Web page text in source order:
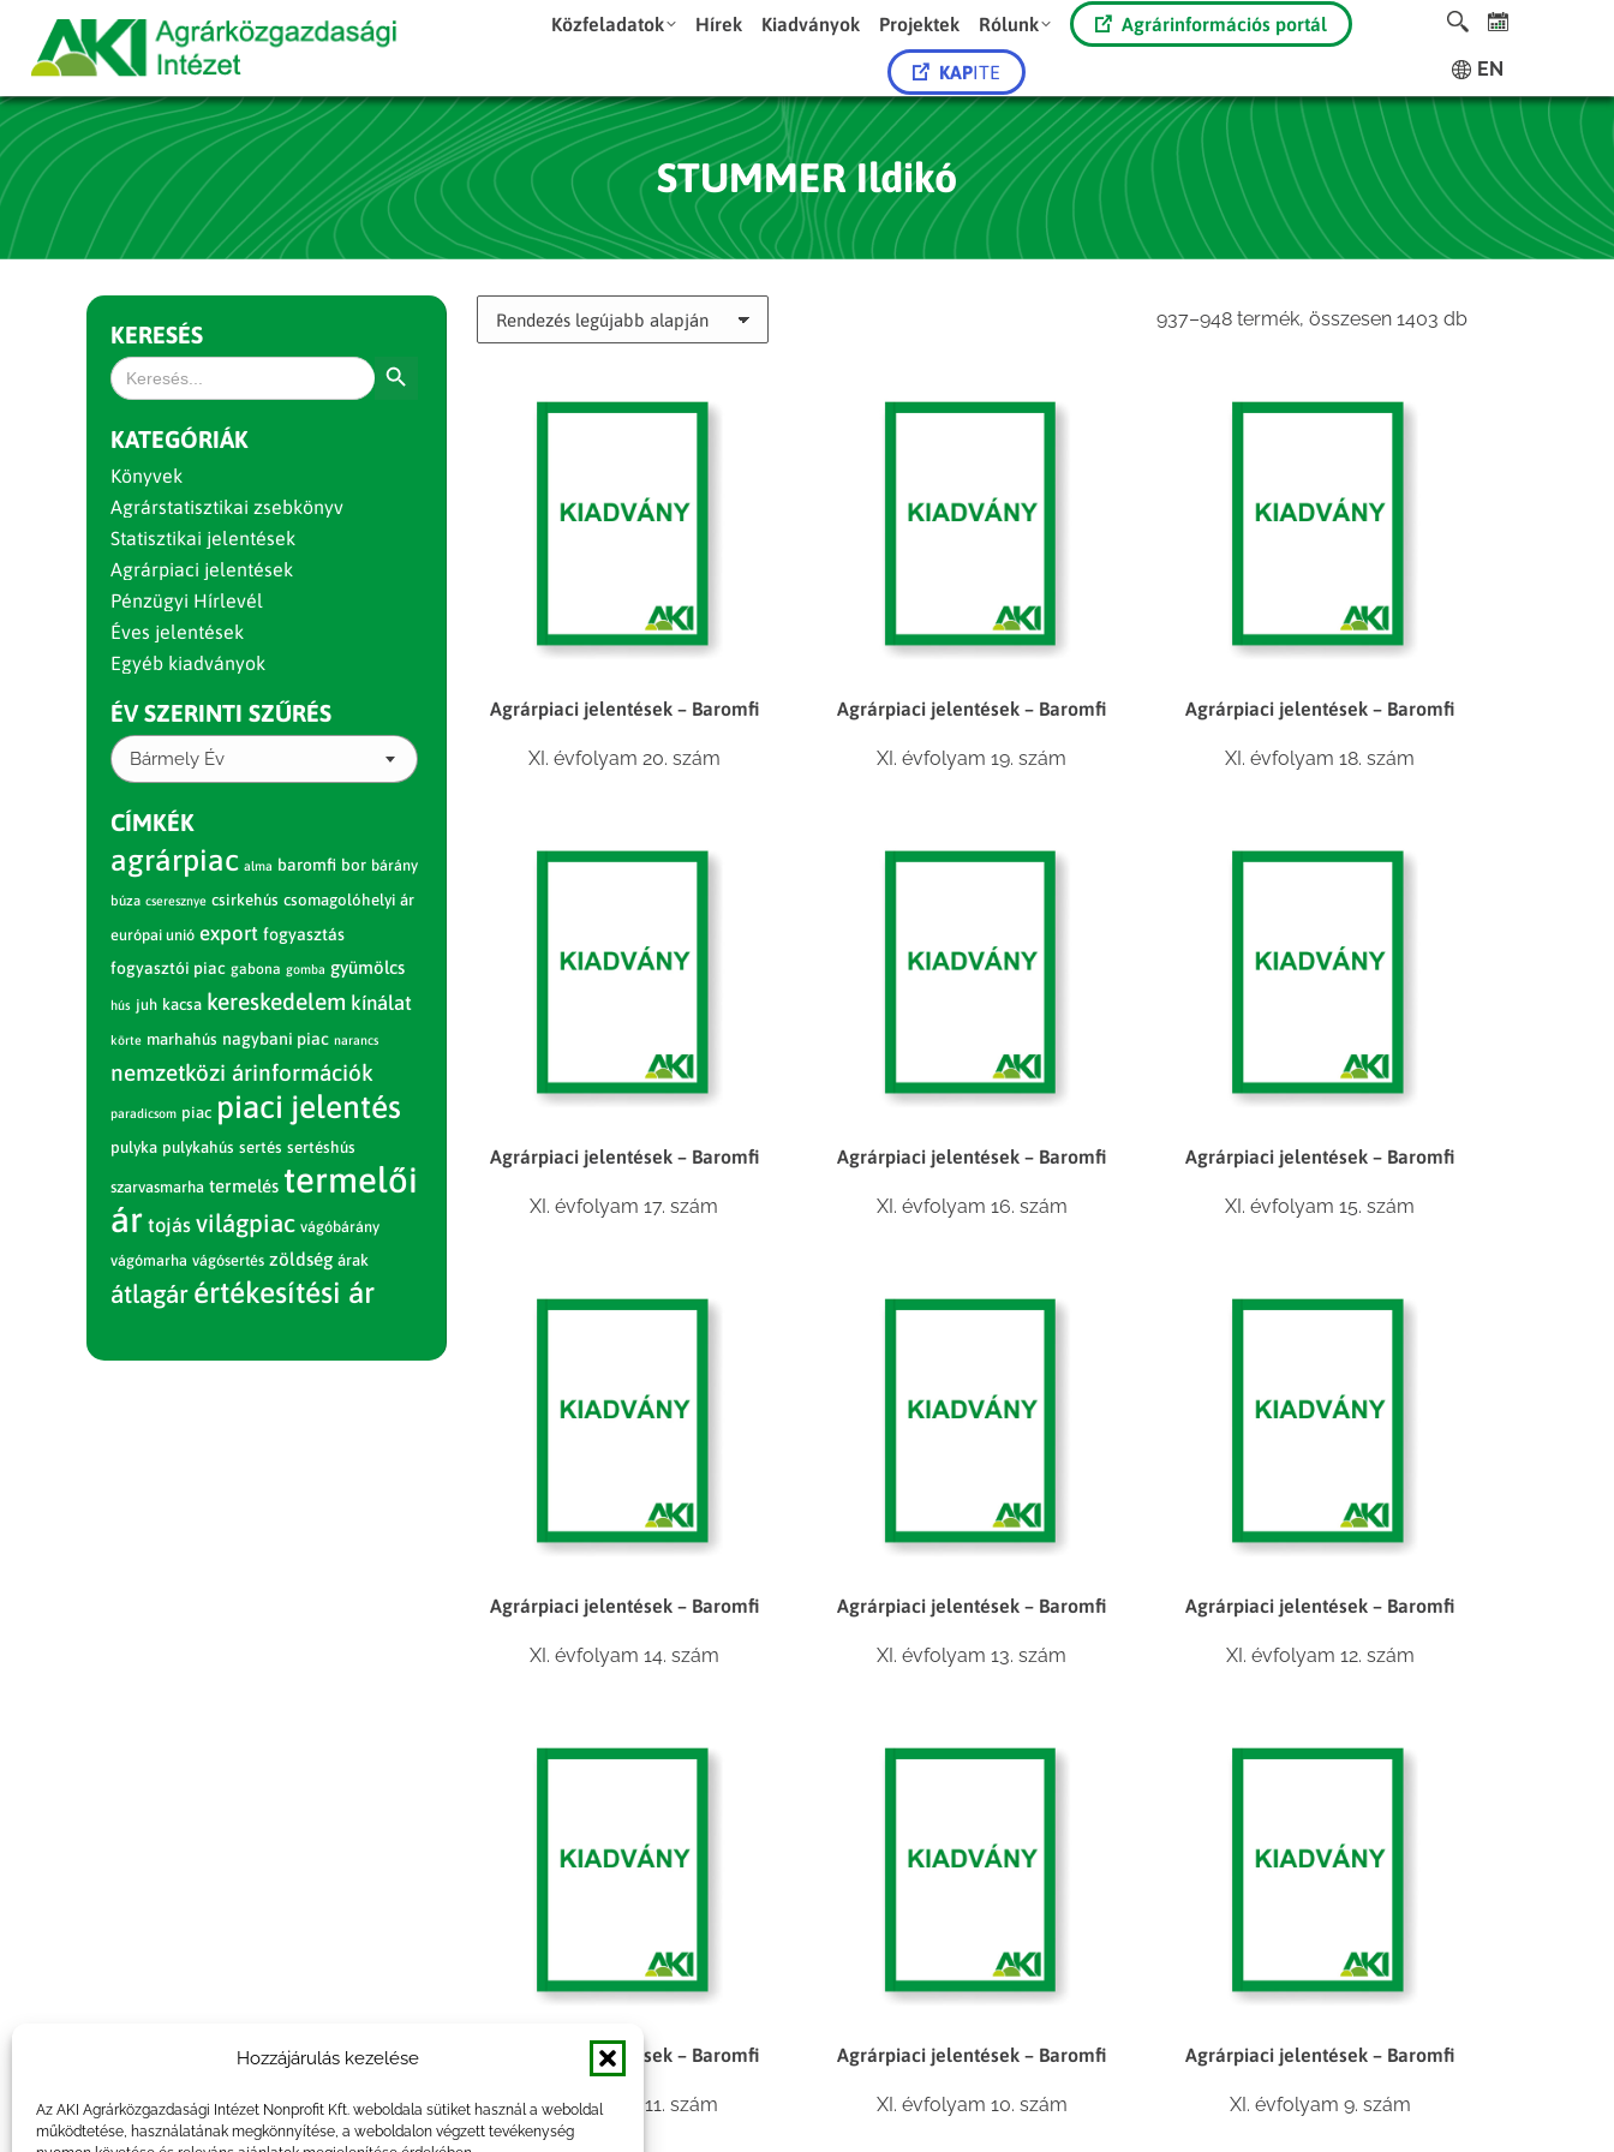
Hozzájárulás kezelése
Az AKI Agrárközgazdasági Intézet Nonprofit Kft. weboldala sütiket használ a weboldal
működtetése, használatának megkönnyítése, a weboldalon végzett tevékenység
Közfeladatok Hírek Kiadványok Projektek Rólunk Agrárinformációs portál
KAPITE EN
STUMMER Ildikó
937–948 termék, összesen 1403 dbSorted
Agrárpiaci jelentések – Baromfi
XI. évfolyam 20. szám
Agrárpiaci jelentések – Baromfi
XI. évfolyam 19. szám
Agrárpiaci jelentések – Baromfi
XI. évfolyam 18. szám
Agrárpiaci jelentések – Baromfi
XI. évfolyam 17. szám
Agrárpiaci jelentések – Baromfi
XI. évfolyam 16. szám
Agrárpiaci jelentések – Baromfi
XI. évfolyam 15. szám
Agrárpiaci jelentések – Baromfi
XI. évfolyam 14. szám
Agrárpiaci jelentések – Baromfi
XI. évfolyam 13. szám
Agrárpiaci jelentések – Baromfi
XI. évfolyam 12. szám
Agrárpiaci jelentések – Baromfi
XI. évfolyam 11. szám
Agrárpiaci jelentések – Baromfi
XI. évfolyam 10. szám
Agrárpiaci jelentések – Baromfi
XI. évfolyam 9. szám
KERESÉS
Search
for:
KATEGÓRIÁK
Könyvek
Agrárstatisztikai zsebkönyv
Statisztikai jelentések
Agrárpiaci jelentések
Pénzügyi Hírlevél
Éves jelentések
Egyéb kiadványok
ÉV SZERINTI SZŰRÉS
Bármely Év
CÍMKÉK
agrárpiac alma baromfi bor bárány
búza cseresznye csirkehús csomagolóhelyi ár
európai unió export fogyasztás
fogyasztói piac gabona gomba gyümölcs
hús juh kacsa kereskedelem kínálat
körte marhahús nagybani piac narancs
nemzetközi árinformációk
paradicsom piac piaci jelentés
pulyka pulykahús sertés sertéshús
szarvasmarha termelés termelői
ár tojás világpiac vágóbárány
vágómarha vágósertés zöldség árak
átlagár értékesítési ár